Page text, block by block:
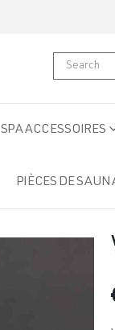
SPA ACCESSOIRES
PIÈCES DE